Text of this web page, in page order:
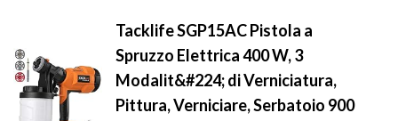
Tacklife SGP15AC Pistola a
Spruzzo Elettrica 400 W, 3
Modalit&#224; di Verniciatura,
Pittura, Verniciare, Serbatoio 900